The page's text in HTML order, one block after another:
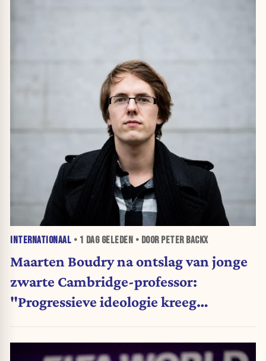
INTERNATIONAAL • 1 DAGGELEDEN • DOOR PETER BACKX
Maarten Boudry na ontslag van jonge
zwarte Cambridge-professor:
"Progressieve ideologie kreeg